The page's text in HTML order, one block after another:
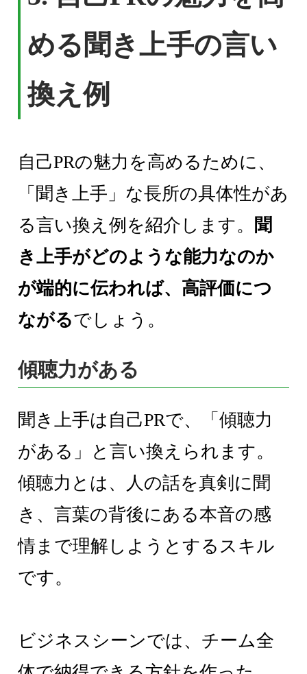
める聞き上手の言い
換え例
自己PRの魅力を高めるために、
「聞き上手」な長所の具体性があ
る言い換え例を紹介します。
聞
き上手がどのような能力なのか
が端的に伝われば、高評価につ
ながるでしょう。
傾聴力がある
聞き上手は自己PRで、「傾聴力
がある」と言い換えられます。
傾聴力とは、人の話を真剣に聞
き、言葉の背後にある本音の感
情まで理解しようとするスキル
です。
ビジネスシーンでは、チーム全